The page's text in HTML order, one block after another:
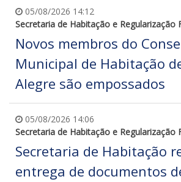
05/08/2026 14:12
Secretaria de Habitação e Regularização
Novos membros do
Municipal de Habitação
Alegre são empossados
05/08/2026 14:06
Secretaria de Habitação e Regularização
Secretaria de Habitação
entrega de documentos